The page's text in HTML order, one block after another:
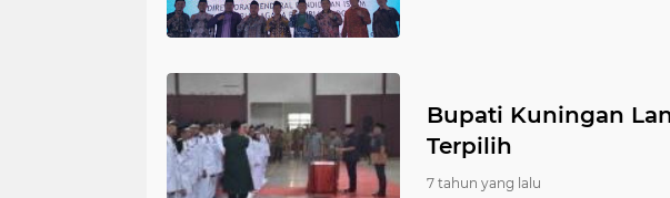
Bupati Kuningan
Terpilih
7 tahun yang lalu